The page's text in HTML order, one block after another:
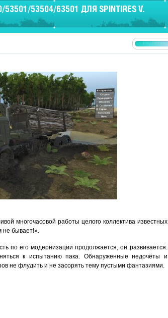
53504/63501 ДЛЯ SPINTIRES V.
многочасовой работы целого коллектива известных
не бывает!».
по его модернизации продолжается, он развивается.
к испытанию пака. Обнаруженные недочёты и
не флудить и не засорять тему пустыми фантазиями.